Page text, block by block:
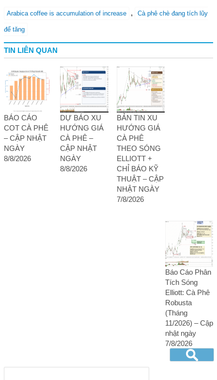
Arabica coffee is accumulation of increase , Cà phê chè đang tích lũy
để tăng
TIN LIÊN QUAN
BÁO CÁO
COT CÀ PHÊ
– CẬP NHẬT
NGÀY
8/8/2026
DỰ BÁO XU
HƯỚNG GIÁ
CÀ PHÊ –
CẬP NHẬT
NGÀY
8/8/2026
BẢN TIN XU
HƯỚNG GIÁ
CÀ PHÊ
THEO SÓNG
ELLIOTT +
CHỈ BÁO KỸ
THUẬT – CẬP
NHẬT NGÀY
7/8/2026
Báo Cáo Phân
Tích Sóng
Elliott: Cà Phê
Robusta
(Tháng
11/2026) – Cập
nhật ngày
7/8/2026